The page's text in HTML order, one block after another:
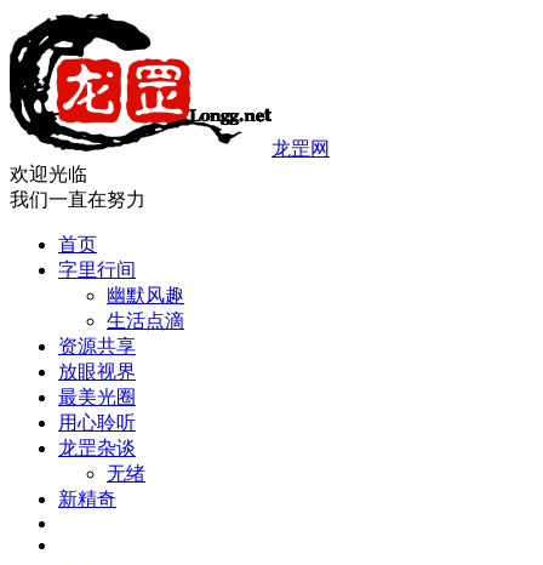
龙罡网
欢迎光临
我们一直在努力
首页
字里行间
幽默风趣
生活点滴
资源共享
放眼视界
最美光圈
用心聆听
龙罡杂谈
无绪
新精奇